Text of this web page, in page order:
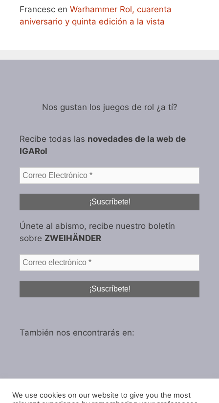
Francesc en Warhammer Rol, cuarenta
aniversario y quinta edición a la vista
Nos gustan los juegos de rol ¿a tí?
Recibe todas las novedades de la web de
IGARol
Únete al abismo, recibe nuestro boletín
sobre ZWEIHÄNDER
También nos encontrarás en:
Política de privacidad
We use cookies on our website to give you the most